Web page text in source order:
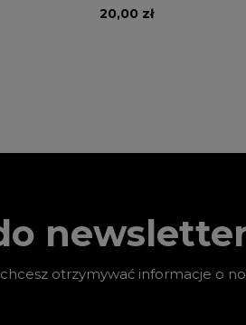
20,00 zł
otrzymywać informacje o